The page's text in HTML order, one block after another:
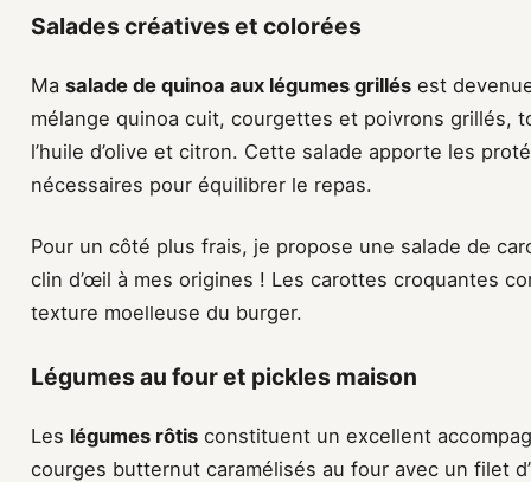
Salades créatives et colorées
Ma salade de quinoa aux légumes grillés est
mélange quinoa cuit, courgettes et poivrons grillés,
l’huile d’olive et citron. Cette salade apporte les
nécessaires pour équilibrer le repas.
Pour un côté plus frais, je propose une salade de
clin d’œil à mes origines ! Les carottes croquantes
texture moelleuse du burger.
Légumes au four et pickles maison
Les légumes rôtis constituent un excellent
courges butternut caramélisés au four avec un filet